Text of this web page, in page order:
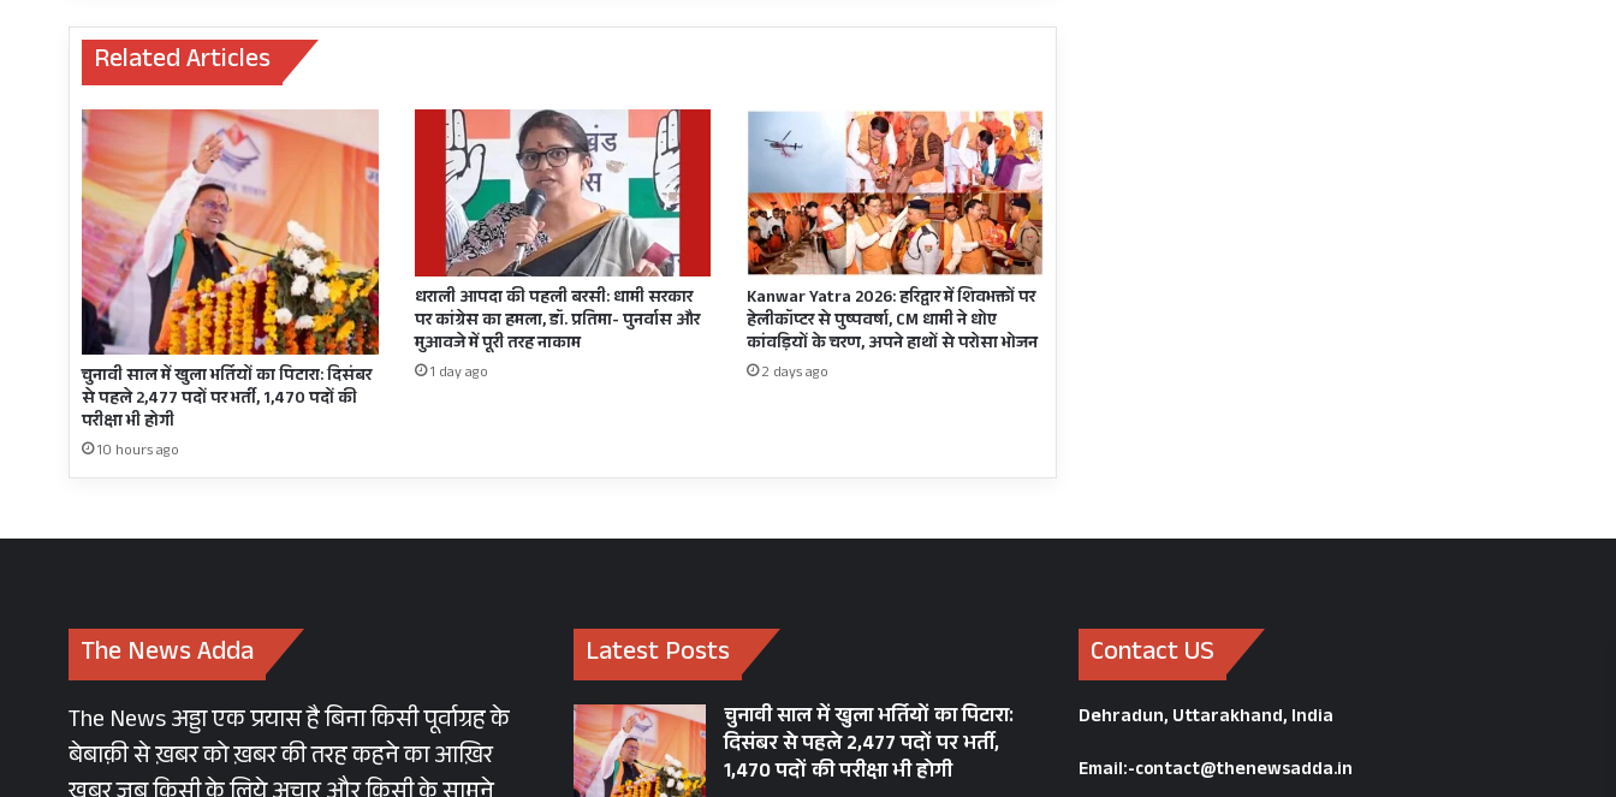
के
इन
पांच
जिलों
में
Yellow
Alert
शपथ,
ले०ज०
गुरमीत
सिंह,
राजभवन
में
जनरल
सिंह
के
सियासी
Related Articles
चुनावी साल में खुला भर्तियों का पिटारा: दिसंबर
से पहले 2,477 पदों पर भर्ती, 1,470 पदों की
परीक्षा भी होगी
10 hours ago
धराली आपदा की पहली बरसी: धामी सरकार
पर कांग्रेस का हमला, डॉ. प्रतिमा- पुनर्वास और
मुआवजे में पूरी तरह नाकाम
1 day ago
Kanwar Yatra 2026: हरिद्वार में शिवभक्तों पर
हेलीकॉप्टर से पुष्पवर्षा, CM धामी ने धोए
कांवड़ियों के चरण, अपने हाथों से परोसा भोजन
2 days ago
The News Adda
The News अड्डा एक प्रयास है बिना किसी पूर्वाग्रह के
बेबाक़ी से ख़बर को ख़बर की तरह कहने का आख़िर
Latest Posts
चुनावी साल में खुला भर्तियों का पिटारा:
दिसंबर से पहले 2,477 पदों पर भर्ती,
1,470 पदों की परीक्षा भी होगी
Contact US
Dehradun, Uttarakhand, India
Email:-contact@thenewsadda.in